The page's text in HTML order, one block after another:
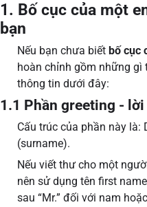
1. Bố cục của một
bạn
Nếu bạn chưa biết bố cục
hoàn chỉnh gồm những
thông tin dưới đây:
1.1 Phần greeting - lời
Cấu trúc của phần này là:
(surname).
Nếu viết thư cho một
nên sử dụng tên first
sau “Mr.” đối với nam